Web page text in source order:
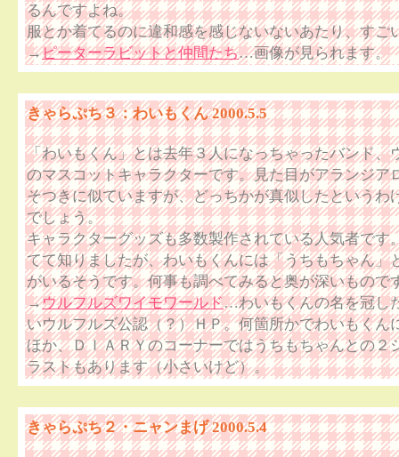
るんですよね。
服とか着てるのに違和感を感じないないあたり、すご
→ピーターラビットと仲間たち…画像が見られます。
きゃらぷち３：わいもくん 2000.5.5
「わいもくん」とは去年３人になっちゃったバンド、
のマスコットキャラクターです。見た目がアランジア
そつきに似ていますが、どっちかが真似したというわ
でしょう。
キャラクターグッズも多数製作されている人気者です
てて知りましたが、わいもくんには「うちもちゃん」
がいるそうです。何事も調べてみると奥が深いもので
→ウルフルズワイモワールド…わいもくんの名を冠し
いウルフルズ公認（？）ＨＰ。何箇所かでわいもくん
ほか、ＤＩＡＲＹのコーナーではうちもちゃんとの２
ラストもあります（小さいけど）。
きゃらぷち２・ニャンまげ 2000.5.4